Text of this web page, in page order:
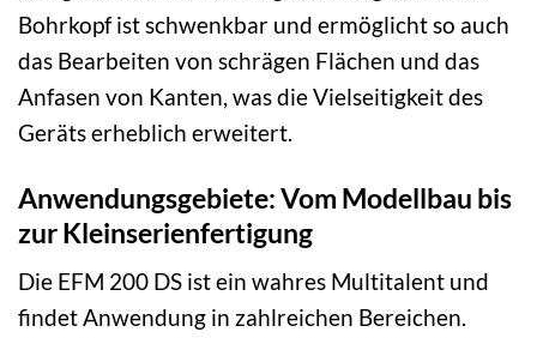
Bohrkopf ist schwenkbar und ermöglicht so auch
das Bearbeiten von schrägen Flächen und das
Anfasen von Kanten, was die Vielseitigkeit des
Geräts erheblich erweitert.
Anwendungsgebiete: Vom Modellbau bis
zur Kleinserienfertigung
Die EFM 200 DS ist ein wahres Multitalent und
findet Anwendung in zahlreichen Bereichen.